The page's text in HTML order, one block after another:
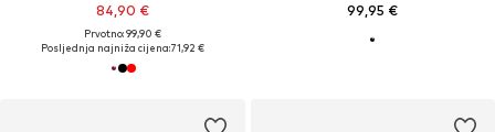
84,90 €
Prvotno: 99,90 €
Posljednja najniža cijena:71,92 €
99,95 €